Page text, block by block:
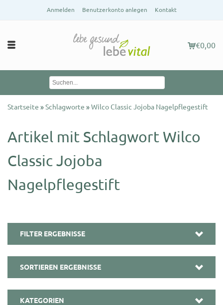
Anmelden Benutzerkonto anlegen Kontakt
€0,00
Startseite »Schlagworte »Wilco Classic Jojoba Nagelpflegestift
Artikel mit Schlagwort Wilco
Classic Jojoba
Nagelpflegestift
FILTER ERGEBNISSE
SORTIEREN ERGEBNISSE
KATEGORIEN